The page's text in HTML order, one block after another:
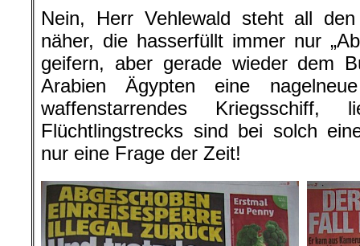
Nein, Herr Vehlewald steht all den
näher, die hasserfüllt immer nur
geifern, aber gerade wieder dem
Arabien Ägypten eine
waffenstarrendes
Flüchtlingstrecks sind bei solch
nur eine Frage der Zeit!